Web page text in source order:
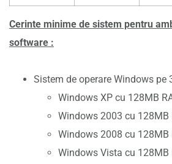
Cerinte minime de sistem pentru
software :
Sistem de operare Windows pe
Windows XP cu 128MB
Windows 2003 cu 128MB
Windows 2008 cu 128MB
Windows Vista cu 128MB